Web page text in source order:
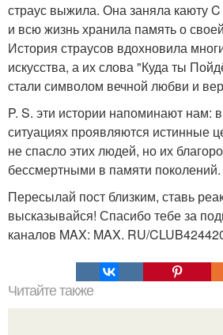
страус выжила. Она заняла каюту C
и всю жизнь хранила память о
История страусов вдохновила
искусства, а их слова "Куда ты
стали символом вечной любви и
P. S. эти истории напоминают нам:
ситуациях проявляются истинные
не спасло этих людей, но их
бессмертными в памяти поколений.
Пересылай пост близким, ставь
высказывайся! Спасибо тебе за
каналов MAX: MAX. RU/
Читайте также